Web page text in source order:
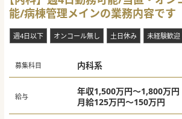
んの生涯にわたる健康をサポートできま
■専門知識を活かしつつ、幅広い内科疾
で、総合的な診療能力を磨くことができま
■地域に根ざした医療を提供し、患者さ
信頼関係を築くことができます。
能/病棟管理メインの業務内容です
週4日以下 オンコール無し 土日休み 未経験歓迎
募集科目 内科系
給与
年収1,500万円～1,800万円
月給125万円～150万円